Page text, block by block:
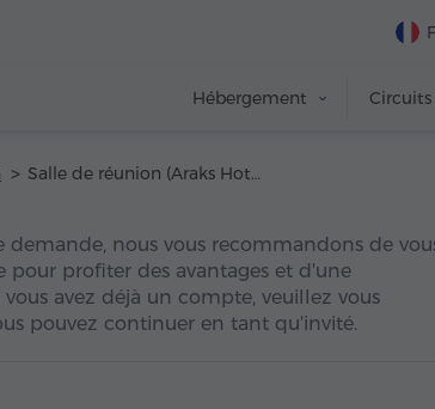
Hébergement Circuits
Salle de réunion (Araks Hotel)
demande, nous vous recommandons de
pour profiter des avantages et d'une
avez déjà un compte, veuillez vous
pouvez continuer en tant qu'invité.